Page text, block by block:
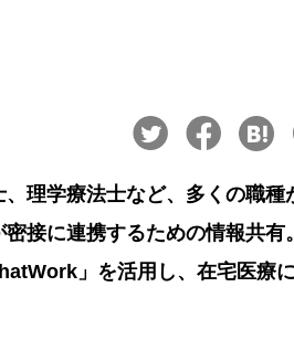
理学療法士など、多くの職種
接に連携するための情報共有
」を活用し、在宅医療